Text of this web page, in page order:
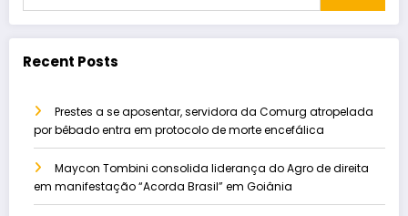
Recent Posts
Prestes a se aposentar, servidora da Comurg atropelada
por bêbado entra em protocolo de morte encefálica
Maycon Tombini consolida liderança do Agro de direita
em manifestação “Acorda Brasil” em Goiânia